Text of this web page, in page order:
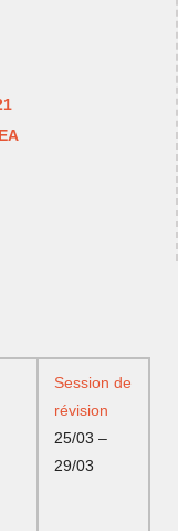
Session de
révision
25/03 –
29/03